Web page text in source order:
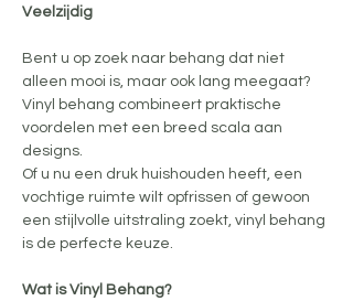
Veelzijdig
Bent u op zoek naar behang dat niet
alleen mooi is, maar ook lang meegaat?
Vinyl behang combineert praktische
voordelen met een breed scala aan
designs.
Of u nu een druk huishouden heeft, een
vochtige ruimte wilt opfrissen of gewoon
een stijlvolle uitstraling zoekt, vinyl behang
is de perfecte keuze.
Wat is Vinyl Behang?